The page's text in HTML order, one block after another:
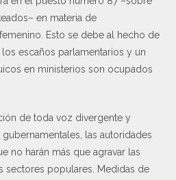
en materia de
Esto se debe al hecho de
escaños parlamentarios y un
en ministerios son ocupados
de toda voz divergente y
las autoridades
no harán más que agravar las
sectores populares. Medidas de